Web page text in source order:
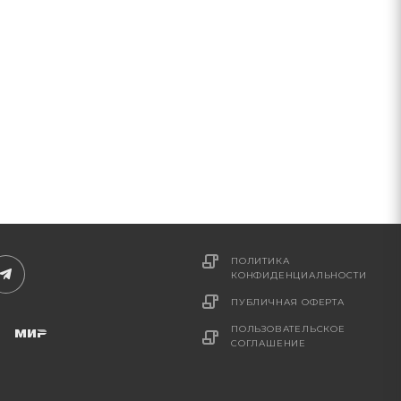
ПОЛИТИКА
КОНФИДЕНЦИАЛЬНОСТИ
ПУБЛИЧНАЯ ОФЕРТА
ПОЛЬЗОВАТЕЛЬСКОЕ
СОГЛАШЕНИЕ